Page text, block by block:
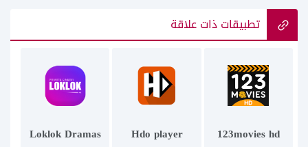
تطبيقات ذات علاقة
123movies hd
Hdo player
Loklok Dramas